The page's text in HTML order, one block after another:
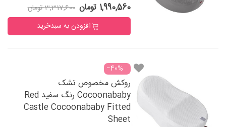
1,990,560 تومان
3,317,600 تومان
افزودن به سبدخرید
‎−40%
روکش مخصوص تشک
Cocoonababy رنگ سفید Red
Castle Cocoonababy Fitted
Sheet